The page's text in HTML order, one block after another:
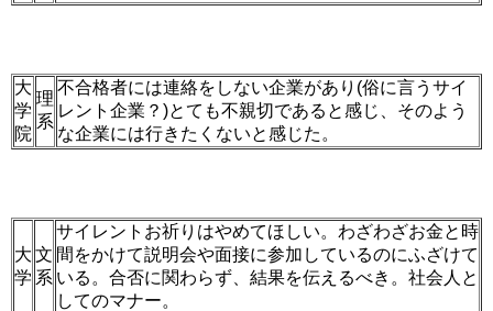
大
学
院
理
系
不合格者には連絡をしない企業があり(俗に言うサイ
レント企業？)とても不親切であると感じ、そのよう
な企業には行きたくないと感じた。
大
学
文
系
サイレントお祈りはやめてほしい。わざわざお金と時
間をかけて説明会や面接に参加しているのにふざけて
いる。合否に関わらず、結果を伝えるべき。社会人と
してのマナー。